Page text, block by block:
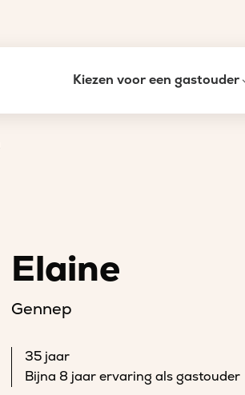
Kiezen voor een gastouder
Elaine
Gennep
35 jaar
Bijna 8 jaar ervaring als gastouder